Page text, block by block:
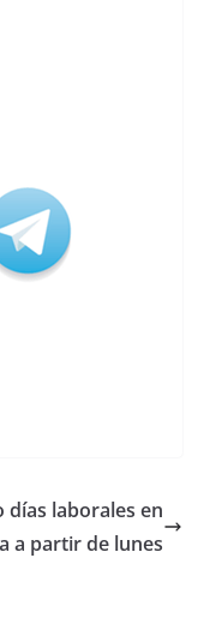
días laborales en
a partir de lunes